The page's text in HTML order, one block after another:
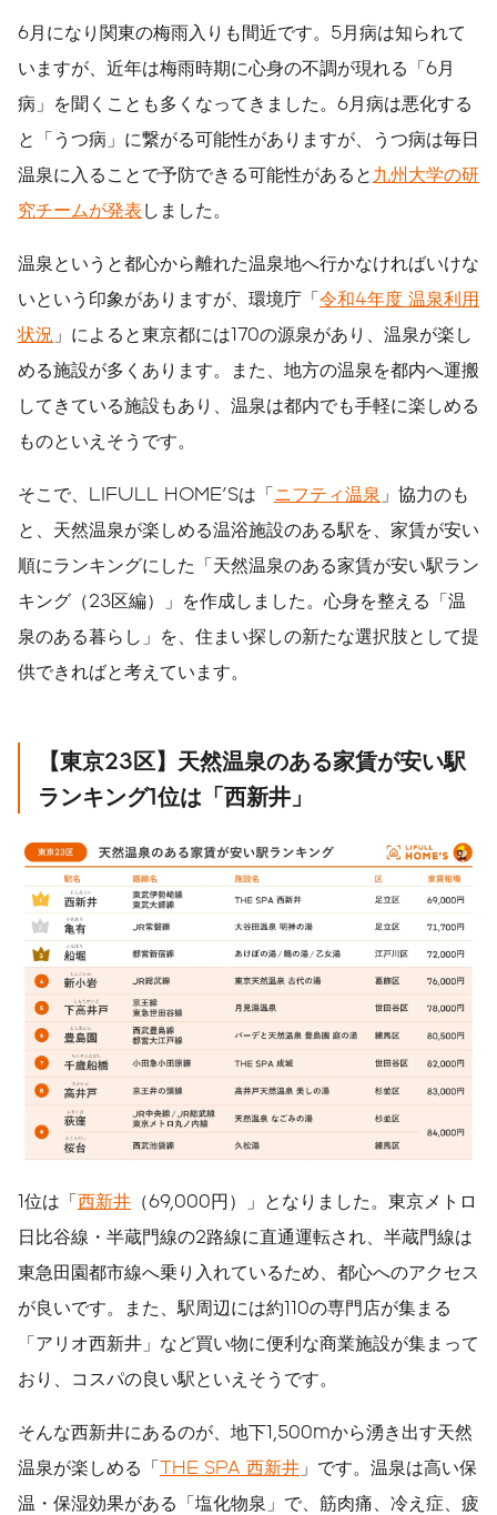
6月になり関東の梅雨入りも間近です。5月病は知られて
いますが、近年は梅雨時期に心身の不調が現れる「6月
病」を聞くことも多くなってきました。6月病は悪化する
と「うつ病」に繋がる可能性がありますが、うつ病は毎日
温泉に入ることで予防できる可能性があると 九州大学の研
究チームが発表 しました。
温泉というと都心から離れた温泉地へ行かなければいけな
いという印象がありますが、環境庁「令和4年度 温泉利用
状況 」によると東京都には170の源泉があり、温泉が楽し
める施設が多くあります。また、地方の温泉を都内へ運搬
してきている施設もあり、温泉は都内でも手軽に楽しめる
ものといえそうです。
そこで、LIFULL HOME'Sは「ニフティ温泉 」協力のも
と、天然温泉が楽しめる温浴施設のある駅を、家賃が安い
順にランキングにした「天然温泉のある家賃が安い駅ラン
キング（23区編）」を作成しました。心身を整える「温
泉のある暮らし」を、住まい探しの新たな選択肢として提
供できればと考えています。
【東京23区】天然温泉のある家賃が安い駅
ランキング1位は「西新井」
1位は「西新井 （69,000円）」となりました。東京メトロ
日比谷線・半蔵門線の2路線に直通運転され、半蔵門線は
東急田園都市線へ乗り入れているため、都心へのアクセス
が良いです。また、駅周辺には約110の専門店が集まる
「アリオ西新井」など買い物に便利な商業施設が集まって
おり、コスパの良い駅といえそうです。
そんな西新井にあるのが、地下1,500mから湧き出す天然
温泉が楽しめる「THE SPA 西新井 」です。温泉は高い保
温・保湿効果がある「塩化物泉」で、筋肉痛、冷え症、疲